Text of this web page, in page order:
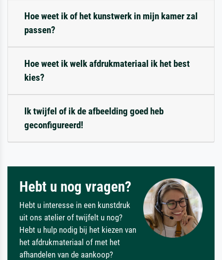
Hoe weet ik of het kunstwerk in mijn kamer zal
passen?
Hoe weet ik welk afdrukmateriaal ik het best
kies?
Ik twijfel of ik de afbeelding goed heb
geconfigureerd!
Hebt u nog vragen?
Hebt u interesse in een kunstdruk
uit ons atelier of twijfelt u nog?
Hebt u hulp nodig bij het kiezen van
het afdrukmateriaal of met het
afhandelen van de aankoop?